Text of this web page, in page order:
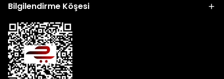
Bilgilendirme Köşesi